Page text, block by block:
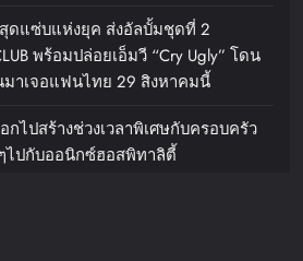
2 days ago 0
สุดแซ่บแห่งยุค ส่งอัลบั้มชุดที่ 2
พร้อมปล่อยเอ็มวี “Cry Ugly” โดน
าเจอแฟนไทย 29 สิงหาคมนี้
ไปสร้างช่วงเวลาพิเศษกับครอบครัว
ไปกับออนิกซ์ฮอสพิทาลิตี้